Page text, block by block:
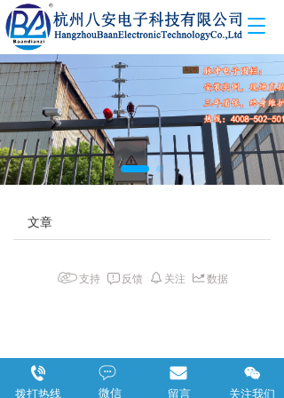
T
g
l
e
n
a
v
i
t
文章
拨打热线 微信 留言 关注我们
支持 反馈 关注 数据